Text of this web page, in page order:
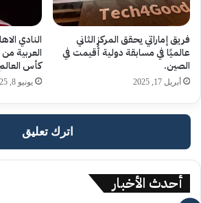
فريق إماراتي يحقق المركز الثاني
عالميًا في مسابقة دولية أُقيمت في
الصين.
أبريل 17, 2025
النادي
العربية
كأس
يونيو 8, 2025
اترك تعليق
أحدث الأخبار